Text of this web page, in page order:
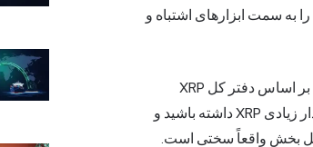
به سمت ابزارهای اشتباه و
و اما ریپل، نیمه دیگر این آشفتگی. ریپل یک شرکت خصوصی است که نرم‌افزار پرداخت را بر اساس دفتر کل XRP
می‌سازد. مطمئناً برای اکوسیستم مفید است، اما با خود توکن یکسان نیست. می‌توانید مقدار زیادی XRP داشته باشید و
بخش واقعاً سختی است.